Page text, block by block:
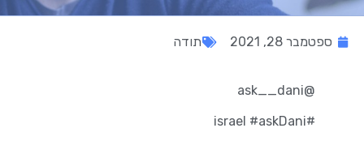
ספטמבר 28, 2021 תודה
@ask__dani
#israel
#askDani